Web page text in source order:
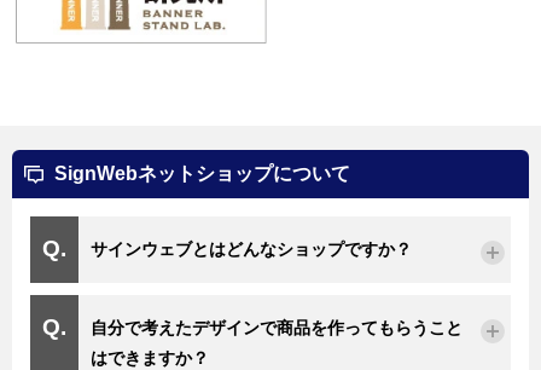
SignWebネットショップについて
サインウェブとはどんなショップですか？
自分で考えたデザインで商品を作ってもらうこと
はできますか？